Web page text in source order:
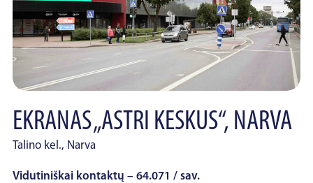
EKRANAS „ASTRI KESKUS“, NARVA
Talino kel., Narva
Vidutiniškai kontaktų – 64.071 / sav.